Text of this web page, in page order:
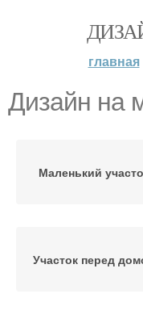
главная
Дизайн на
Маленький
Участок перед